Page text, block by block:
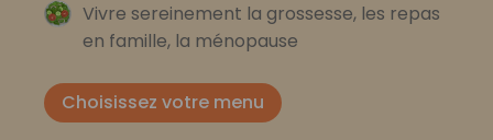
Vivre sereinement la grossesse, les repas
en famille, la ménopause
Choisissez votre menu